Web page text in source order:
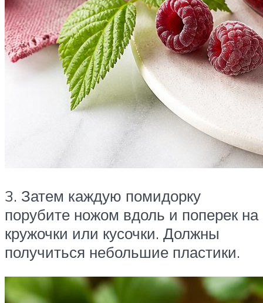
3. Затем каждую помидорку
порубите ножом вдоль и поперек на
кружочки или кусочки. Должны
получиться небольшие пластики.